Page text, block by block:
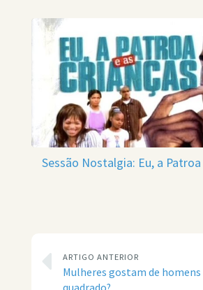
Sessão Nostalgia: Eu, a Patroa
ARTIGO ANTERIOR
Mulheres gostam de homens